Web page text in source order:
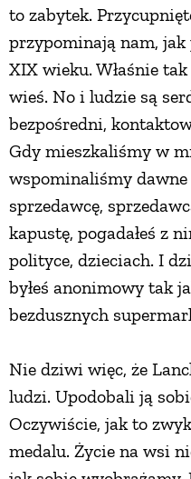
to zabytek.
przypominają nam,
XIX wieku. Właśnie
wieś. No i ludzie są
bezpośredni,
Gdy mieszkaliśmy w
wspominaliśmy dawne
sprzedawcę,
kapustę, pogadałeś z
polityce, dzieciach. I
byłeś anonimowy tak
bezdusznych
Nie dziwi więc, że
ludzi. Upodobali ją
Oczywiście, jak to
medalu. Życie na wsi